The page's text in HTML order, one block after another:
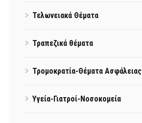
Τελωνειακά Θέματα
Τραπεζικά θέματα
Τρομοκρατία-Θέματα Ασφάλειας
Υγεία-Γιατροί-Νοσοκομεία